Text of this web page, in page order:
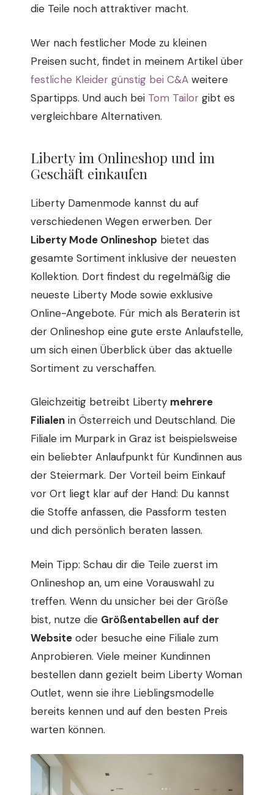
die Teile noch attraktiver macht.
Wer nach festlicher Mode zu kleinen
Preisen sucht, findet in meinem Artikel über
festliche Kleider günstig bei C&A weitere
Spartipps. Und auch bei Tom Tailor gibt es
vergleichbare Alternativen.
Liberty im Onlineshop und im
Geschäft einkaufen
Liberty Damenmode kannst du auf
verschiedenen Wegen erwerben. Der
Liberty Mode Onlineshop bietet das
gesamte Sortiment inklusive der neuesten
Kollektion. Dort findest du regelmäßig die
neueste Liberty Mode sowie exklusive
Online-Angebote. Für mich als Beraterin ist
der Onlineshop eine gute erste Anlaufstelle,
um sich einen Überblick über das aktuelle
Sortiment zu verschaffen.
Gleichzeitig betreibt Liberty mehrere
Filialen in Österreich und Deutschland. Die
Filiale im Murpark in Graz ist beispielsweise
ein beliebter Anlaufpunkt für Kundinnen aus
der Steiermark. Der Vorteil beim Einkauf
vor Ort liegt klar auf der Hand: Du kannst
die Stoffe anfassen, die Passform testen
und dich persönlich beraten lassen.
Mein Tipp: Schau dir die Teile zuerst im
Onlineshop an, um eine Vorauswahl zu
treffen. Wenn du unsicher bei der Größe
bist, nutze die Größentabellen auf der
Website oder besuche eine Filiale zum
Anprobieren. Viele meiner Kundinnen
bestellen dann gezielt beim Liberty Woman
Outlet, wenn sie ihre Lieblingsmodelle
bereits kennen und auf den besten Preis
warten können.